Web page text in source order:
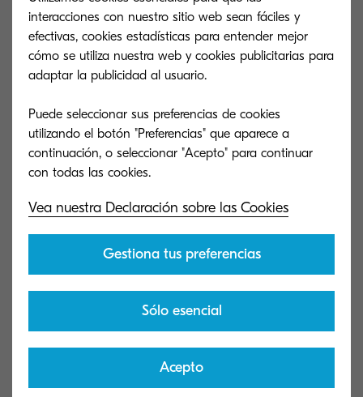
Kyocera XPS print driver (v5.1.1708)
95 MB ZIP
Latest Kyocera Multi Model XPS print driver
¿No encuentras lo que estás
buscando?
Nuestro equipo de soporte es tan
eficiente como nuestras soluciones.
Explora cómo podemos ofrecerte
interacciones con nuestro sitio web sean fáciles y
efectivas, cookies estadísticas para entender mejor
cómo se utiliza nuestra web y cookies publicitarias para
adaptar la publicidad al usuario.
Puede seleccionar sus preferencias de cookies
utilizando el botón "Preferencias" que aparece a
continuación, o seleccionar "Acepto" para continuar
Vea nuestra Declaración sobre las Cookies
Gestiona tus preferencias
Sólo esencial
Acepto